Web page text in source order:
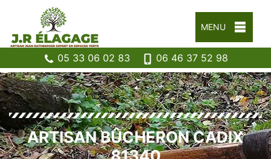
MENU
05 33 06 02 83 06 46 37 52 98
ARTISAN BÛCHERON CADIX